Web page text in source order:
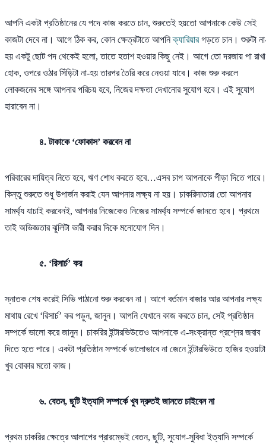
আপনি একটা প্রতিষ্ঠানের যে পদে কাজ করতে চান, শুরুতেই হয়তো আপনাকে কেউ সেই
কাজটা দেবে না। আগে ঠিক কর, কোন ক্ষেত্রটাতে আপনিক্যারিয়ারগড়তে চান। শুরুটা
হয় একটু ছোট পদ থেকেই হলো, তাতে হতাশ হওয়ার কিছু নেই। আগে তো দরজায় পা রাখা
হোক, ওপরে ওঠার সিঁড়িটা না-হয় তারপর তৈরি করে নেওয়া যাবে। কাজ শুরু করলে
লোকজনের সঙ্গে আপনার পরিচয় হবে, নিজের দক্ষতা দেখানোর সুযোগ হবে। এই সুযোগ
হারাবেন না।
৪. টাকাকে ‘ফোকাস’ করবেন না
পরিবারের দায়িত্ব নিতে হবে, ঋণ শোধ করতে হবে…এসব চাপ আপনাকে পীড়া দিতে পারে।
কিন্তু শুরুতে শুধু উপার্জন করাই যেন আপনার লক্ষ্য না হয়। চাকরিদাতারা তো আপনার
সামর্থ্য যাচাই করবেনই, আপনার নিজেকেও নিজের সামর্থ্য সম্পর্কে জানতে হবে। প্রথমে
তাই অভিজ্ঞতার ঝুলিটা ভারী করার দিকে মনোযোগ দিন।
৫. ‘রিসার্চ’ কর
স্নাতক শেষ করেই সিভি পাঠানো শুরু করবেন না। আগে বর্তমান বাজার আর আপনার লক্ষ্য
মাথায় রেখে ‘রিসার্চ’ কর পড়ুন, জানুন। আপনি যেখানে কাজ করতে চান, সেই প্রতিষ্ঠান
সম্পর্কে ভালো করে জানুন। চাকরির ইন্টারভিউতেও আপনাকে এ-সংক্রান্ত প্রশ্নের জবাব
দিতে হতে পারে। একটা প্রতিষ্ঠান সম্পর্কে ভালোভাবে না জেনে ইন্টারভিউতে হাজির হওয়াটা
খুব বোকার মতো কাজ।
৬. বেতন, ছুটি ইত্যাদি সম্পর্কে খুব দ্রুতই জানতে চাইবেন না
প্রথম চাকরির ক্ষেত্রে আলাপের প্রারম্ভেই বেতন, ছুটি, সুযোগ-সুবিধা ইত্যাদি সম্পর্কে